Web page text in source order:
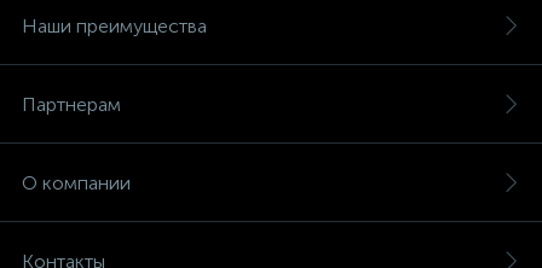
Наши преимущества
Партнерам
О компании
Контакты